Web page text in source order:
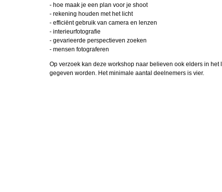
- hoe maak je een plan voor je shoot
- rekening houden met het licht
- efficiënt gebruik van camera en lenzen
- interieurfotografie
- gevarieerde perspectieven zoeken
- mensen fotograferen
Op verzoek kan deze workshop naar believen ook elders in het
gegeven worden. Het minimale aantal deelnemers is vier.